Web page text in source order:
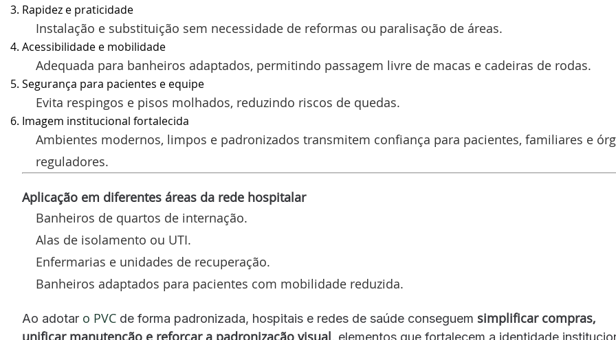
Rapidez e praticidade
Instalação e substituição sem necessidade de reformas ou paralisação de áreas.
Acessibilidade e mobilidade
Adequada para banheiros adaptados, permitindo passagem livre de macas e cadeiras de rodas.
Segurança para pacientes e equipe
Evita respingos e pisos molhados, reduzindo riscos de quedas.
Imagem institucional fortalecida
Ambientes modernos, limpos e padronizados transmitem confiança para pacientes, familiares e
reguladores.
Aplicação em diferentes áreas da rede hospitalar
Banheiros de quartos de internação.
Alas de isolamento ou UTI.
Enfermarias e unidades de recuperação.
Banheiros adaptados para pacientes com mobilidade reduzida.
Ao adotar o PVC de forma padronizada, hospitais e redes de saúde conseguem simplificar compras,
unificar manutenção e reforçar a padronização visual, elementos que fortalecem a identidade